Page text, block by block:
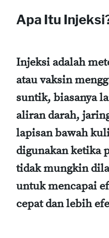
Apa Itu
Injeksi adalah
atau vaksin
suntik, biasanya
aliran darah,
lapisan bawah
digunakan ketika
tidak mungkin
untuk mencapai
cepat dan lebih